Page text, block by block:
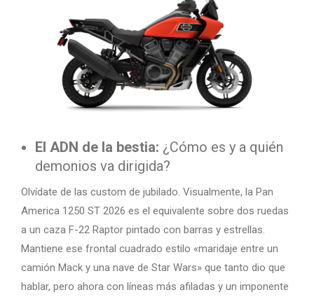
El ADN de la bestia: ¿Cómo es y a quién
demonios va dirigida?
Olvídate de las custom de jubilado. Visualmente, la Pan
America 1250 ST 2026 es el equivalente sobre dos ruedas
a un caza F-22 Raptor pintado con barras y estrellas.
Mantiene ese frontal cuadrado estilo «maridaje entre un
camión Mack y una nave de Star Wars» que tanto dio que
hablar, pero ahora con líneas más afiladas y un imponente